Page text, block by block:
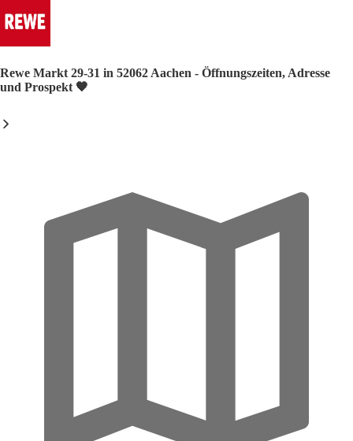
Rewe Markt 29-31 in 52062 Aachen - Öffnungszeiten, Adresse
und Prospekt 🧡